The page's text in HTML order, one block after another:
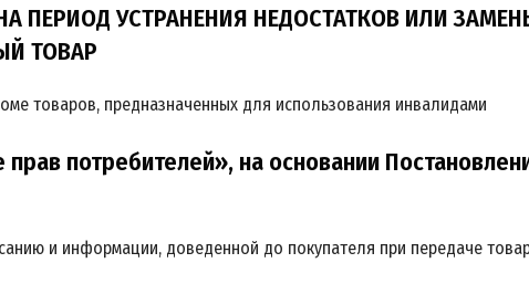
ПЕРИОД УСТРАНЕНИЯ НЕДОСТАТКОВ ИЛИ
ТОВАР
товаров, предназначенных для использования инвалидами
потребителей», на основании
и информации, доведенной до покупателя при передаче